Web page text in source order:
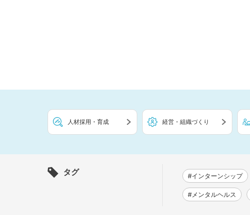
人材採用・育成 経営・組織づくり
タグ #インターンシップ
#メンタルヘルス